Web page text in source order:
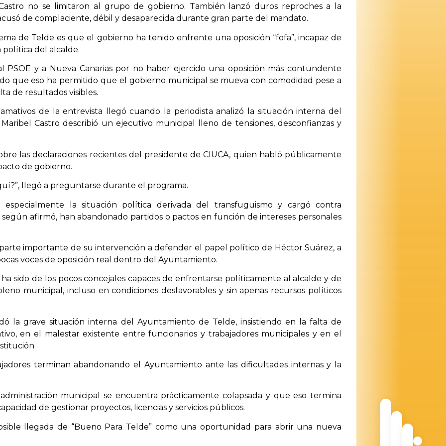
no se limitaron al grupo de gobierno. También lanzó duros reproches a la
de complaciente, débil y desaparecida durante gran parte del mandato.
de Telde es que el gobierno ha tenido enfrente una oposición “fofa”, incapaz de
política del alcalde.
PSOE y a Nueva Canarias por no haber ejercido una oposición más contundente
que eso ha permitido que el gobierno municipal se mueva con comodidad pese a
de resultados visibles.
de la entrevista llegó cuando la periodista analizó la situación interna del
Castro describió un ejecutivo municipal lleno de tensiones, desconfianzas y
las declaraciones recientes del presidente de CIUCA, quien habló públicamente
de gobierno.
llegó a preguntarse durante el programa.
especialmente la situación política derivada del transfuguismo y cargó contra
afirmó, han abandonado partidos o pactos en función de intereses personales
importante de su intervención a defender el papel político de Héctor Suárez, a
voces de oposición real dentro del Ayuntamiento.
sido de los pocos concejales capaces de enfrentarse políticamente al alcalde y de
municipal, incluso en condiciones desfavorables y sin apenas recursos políticos
la grave situación interna del Ayuntamiento de Telde, insistiendo en la falta de
en el malestar existente entre funcionarios y trabajadores municipales y en el
terminan abandonando el Ayuntamiento ante las dificultades internas y la
municipal se encuentra prácticamente colapsada y que eso termina
de gestionar proyectos, licencias y servicios públicos.
llegada de “Bueno Para Telde” como una oportunidad para abrir una nueva